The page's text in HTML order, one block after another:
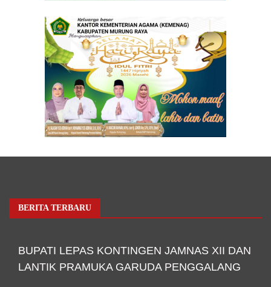
BERITA TERBARU
BUPATI LEPAS KONTINGEN JAMNAS XII DAN
LANTIK PRAMUKA GARUDA PENGGALANG